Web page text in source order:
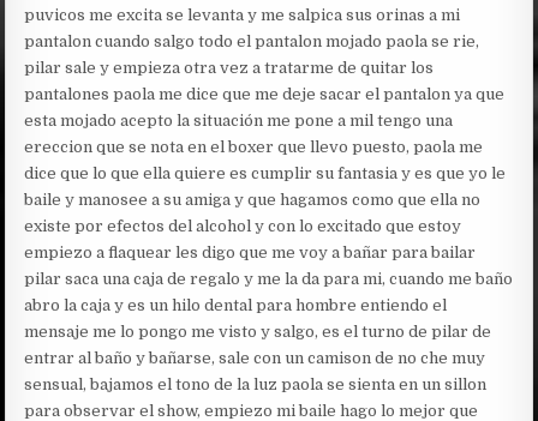
puvicos me excita se levanta y me salpica sus orinas a mi
pantalon cuando salgo todo el pantalon mojado paola se rie,
pilar sale y empieza otra vez a tratarme de quitar los
pantalones paola me dice que me deje sacar el pantalon ya que
esta mojado acepto la situación me pone a mil tengo una
ereccion que se nota en el boxer que llevo puesto, paola me
dice que lo que ella quiere es cumplir su fantasia y es que yo le
baile y manosee a su amiga y que hagamos como que ella no
existe por efectos del alcohol y con lo excitado que estoy
empiezo a flaquear les digo que me voy a bañar para bailar
pilar saca una caja de regalo y me la da para mi, cuando me baño
abro la caja y es un hilo dental para hombre entiendo el
mensaje me lo pongo me visto y salgo, es el turno de pilar de
entrar al baño y bañarse, sale con un camison de no che muy
sensual, bajamos el tono de la luz paola se sienta en un sillon
para observar el show, empiezo mi baile hago lo mejor que